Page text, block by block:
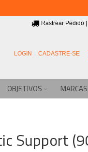
Rastrear Pedido
LOGIN CADASTRE-SE
OBJETIVOS MARCAS
Support